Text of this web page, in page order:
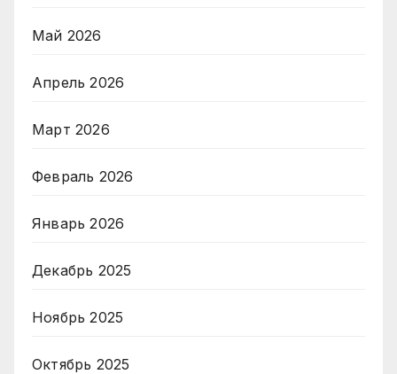
Май 2026
Апрель 2026
Март 2026
Февраль 2026
Январь 2026
Декабрь 2025
Ноябрь 2025
Октябрь 2025